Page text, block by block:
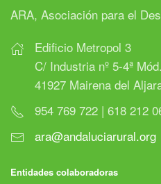
ARA, Asociación para el
Edificio Metropol 3
C/ Industria nº 5-4ª
41927 Mairena del
954 769 722 | 618 212
ara@andaluciarural.org
Entidades colaboradoras